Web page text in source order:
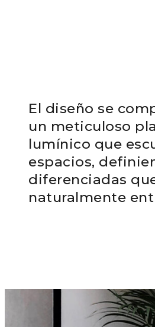
El diseño se
un meticuloso
lumínico que
espacios,
diferenciadas
naturalmente